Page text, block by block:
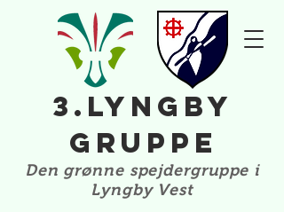
3.Lyngby
Gruppe
Den grønne spejdergruppe i
Lyngby Vest